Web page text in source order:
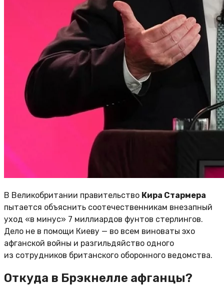
В Великобритании правительство Кира Стармера
пытается объяснить соотечественникам внезапный
уход «в минус» 7 миллиардов фунтов стерлингов.
Дело не в помощи Киеву — во всем виноваты эхо
афганской войны и разгильдяйство одного
из сотрудников британского оборонного ведомства.
Откуда в Брэкнелле афганцы?